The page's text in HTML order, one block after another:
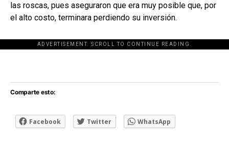
las roscas, pues aseguraron que era muy posible que, por
el alto costo, terminara perdiendo su inversión.
ADVERTISEMENT. SCROLL TO CONTINUE READING.
[adsforwp id="243463"]
Comparte esto:
Facebook Twitter WhatsApp